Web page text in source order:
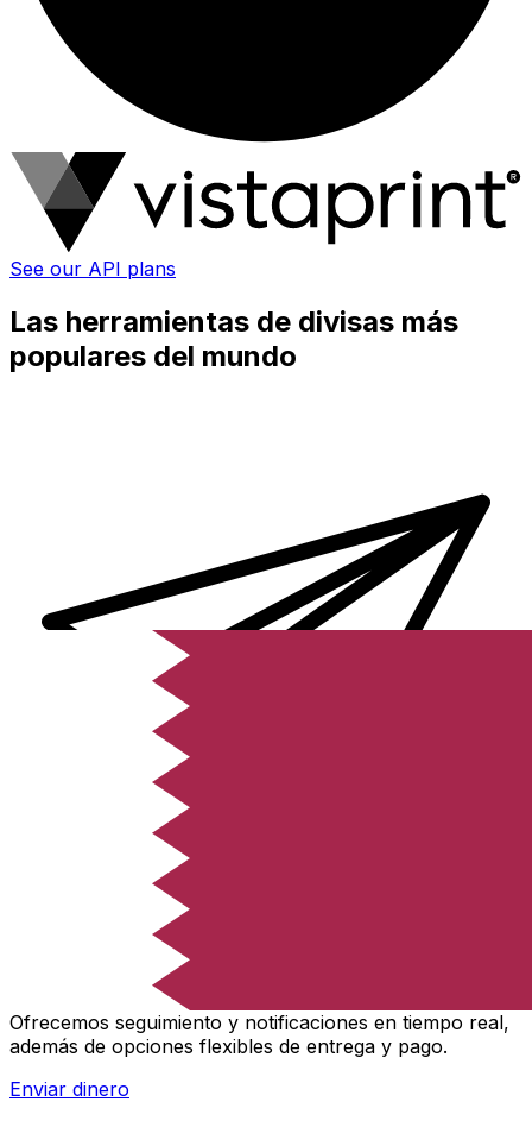
See our API plans
Las herramientas de divisas más
populares del mundo
Transferencias de dinero internacionales Xe
Envíe dinero en línea de forma rápida, segura y fácil.
Ofrecemos seguimiento y notificaciones en tiempo real,
además de opciones flexibles de entrega y pago.
Enviar dinero